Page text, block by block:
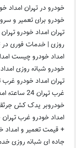
خودرو برای تعمیر و
تهران امداد خودرو
روزی | خدمات فوری در
امداد خودرو چیست
خودرو شبانه روزی
تهران امداد خودرو
غرب تهران
خودروبر یدک کش
امداد خودرو غرب
+ قیمت تعمیر و امداد
جاده ای شبانه روزی